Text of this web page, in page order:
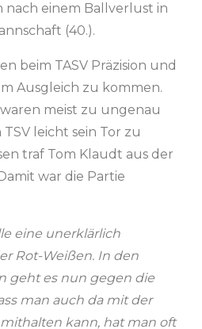
nach einem Ballverlust in
(40.).
beim TASV Präzision und
Ausgleich zu kommen.
meist zu ungenau
leicht sein Tor zu
traf Tom Klaudt aus der
war die Partie
eine unerklärlich
Rot-Weißen. In den
geht es nun gegen die
man auch da mit der
kann, hat man oft